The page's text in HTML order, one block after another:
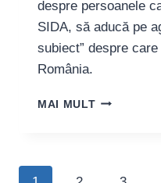
despre persoanele
SIDA, să aducă pe
subiect” despre
România.
MAI MULTMĂDĂLINA